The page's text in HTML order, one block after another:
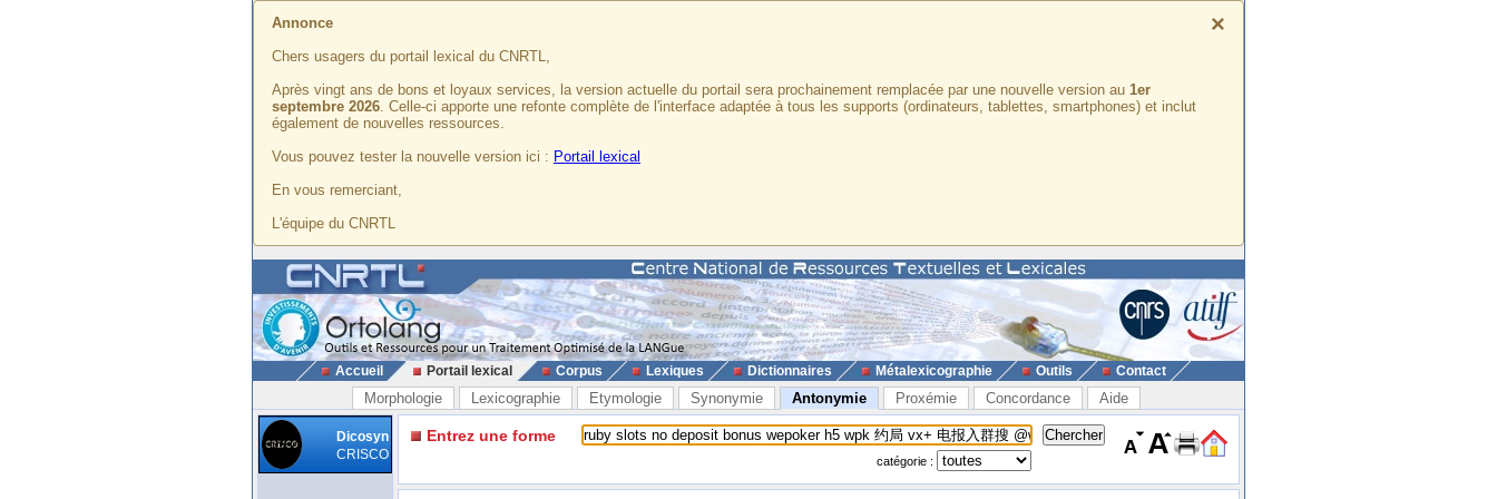
×
Annonce
Chers usagers du portail lexical du CNRTL,
Après vingt ans de bons et loyaux services, la version actuelle du portail sera prochainement remplacée par une nouvelle version au 1er
septembre 2026. Celle-ci apporte une refonte complète de l'interface adaptée à tous les supports (ordinateurs, tablettes, smartphones) et inclut
également de nouvelles ressources.
Vous pouvez tester la nouvelle version ici : Portail lexical
En vous remerciant,
L'équipe du CNRTL
Accueil Portail lexical Corpus Lexiques Dictionnaires Métalexicographie Outils Contact
Morphologie Lexicographie Etymologie Synonymie Antonymie Proxémie Concordance Aide
Dicosyn
CRISCO
Entrez une forme
catégorie :